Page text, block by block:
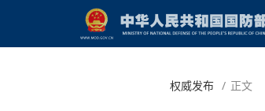
权威发布 / 正文